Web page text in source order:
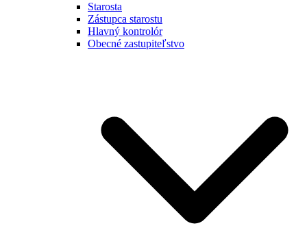
Starosta
Zástupca starostu
Hlavný kontrolór
Obecné zastupiteľstvo